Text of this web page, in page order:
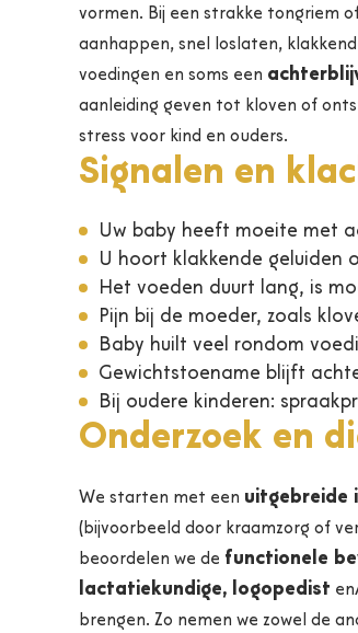
vormen. Bij een strakke tongriem
aanhappen, snel loslaten,
voedingen en soms een
aanleiding geven tot kloven of
stress voor kind en ouders.
Signalen en
Uw baby heeft moeite met
U hoort klakkende geluiden
Het voeden duurt lang, is
Pijn bij de moeder, zoals
Baby huilt veel rondom
Gewichtstoename blijft
Bij oudere kinderen:
Onderzoek en
We starten met een uitgebreide
(bijvoorbeeld door kraamzorg of
beoordelen we de functionele
lactatiekundige, logopedist
brengen. Zo nemen we zowel de